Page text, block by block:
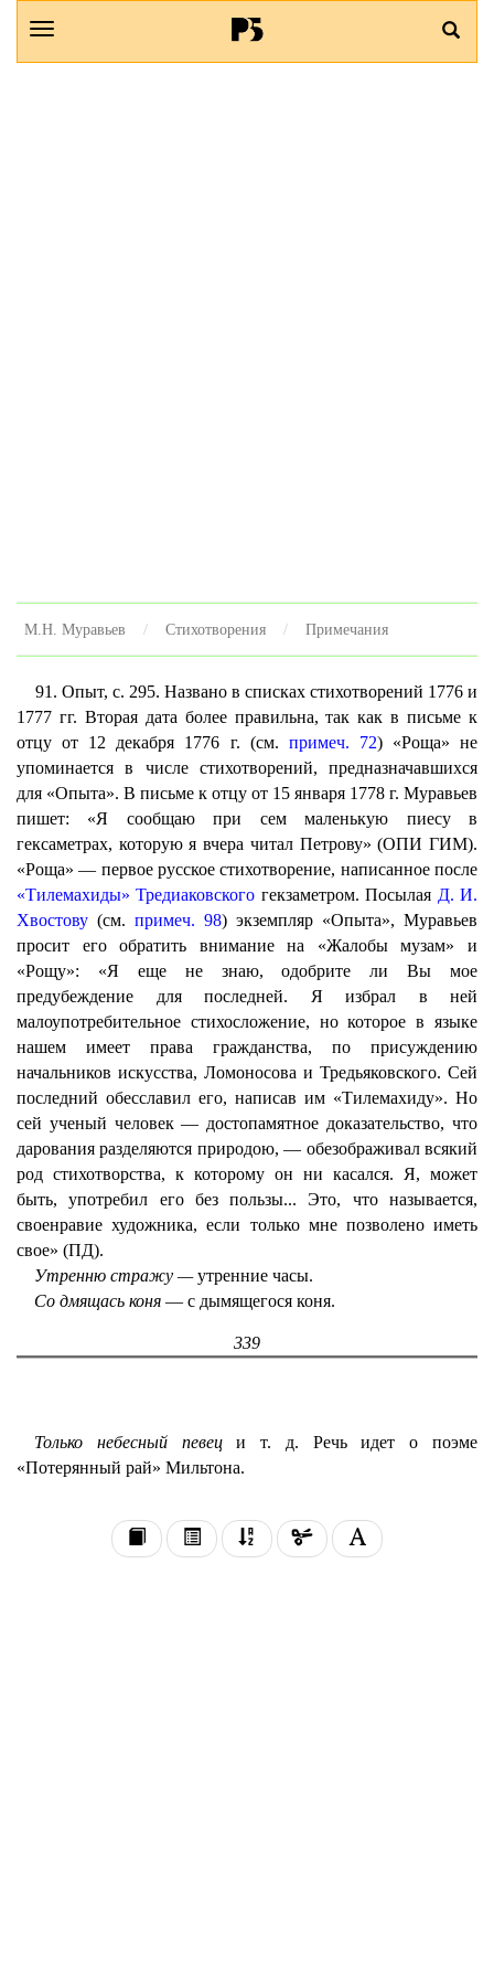
М.Н. Муравьев Стихотворения Примечания
91. Опыт, с. 295. Названо в списках стихотворений 1776 и
1777 гг. Вторая дата более правильна, так как в письме к
отцу от 12 декабря 1776 г. (см. примеч. 72) «Роща» не
упоминается в числе стихотворений, предназначавшихся
для «Опыта». В письме к отцу от 15 января 1778 г. Муравьев
пишет: «Я сообщаю при сем маленькую пиесу в
гексаметрах, которую я вчера читал Петрову» (ОПИ ГИМ).
«Роща» — первое русское стихотворение, написанное после
«Тилемахиды» Тредиаковского гекзаметром. Посылая Д. И.
Хвостову (см. примеч. 98) экземпляр «Опыта», Муравьев
просит его обратить внимание на «Жалобы музам» и
«Рощу»: «Я еще не знаю, одобрите ли Вы мое
предубеждение для последней. Я избрал в ней
малоупотребительное стихосложение, но которое в языке
нашем имеет права гражданства, по присуждению
начальников искусства, Ломоносова и Тредьяковского. Сей
последний обесславил его, написав им «Тилемахиду». Но
сей ученый человек — достопамятное доказательство, что
дарования разделяются природою, — обезображивал всякий
род стихотворства, к которому он ни касался. Я, может
быть, употребил его без пользы... Это, что называется,
своенравие художника, если только мне позволено иметь
свое» (ПД).
Утренню стражу —утренние часы.
Со дмящась коня — с дымящегося коня.
339
Только небесный певеци т. д. Речь идет о поэме
«Потерянный рай» Мильтона.